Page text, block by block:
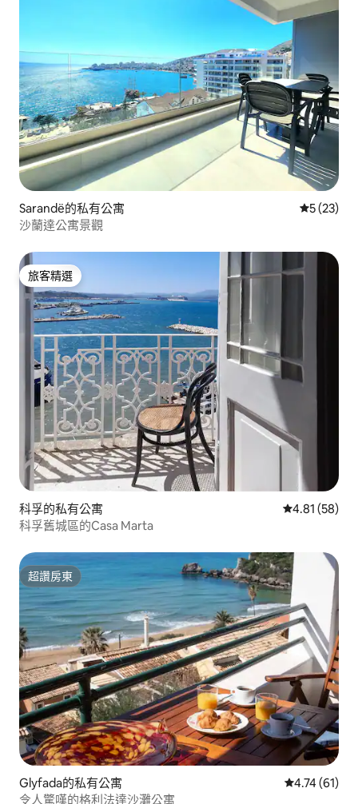
Sarandë的私有公寓 從 23 則評
5 (23)
沙蘭達公寓景觀
旅客精選
旅客精選
科孚的私有公寓 從 58 則評價
4.81 (58)
科孚舊城區的Casa Marta
超讚房東
超讚房東
Glyfada的私有公寓 從 61 則評價
4.74 (61)
令人驚嘆的格利法達沙灘公寓